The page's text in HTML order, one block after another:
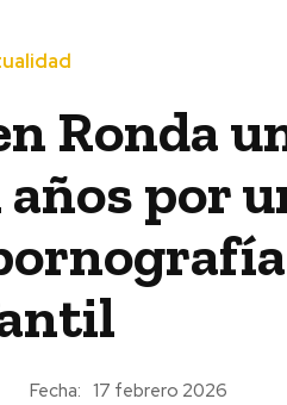
Ronda
años por
Fecha: 17 febrero 2026